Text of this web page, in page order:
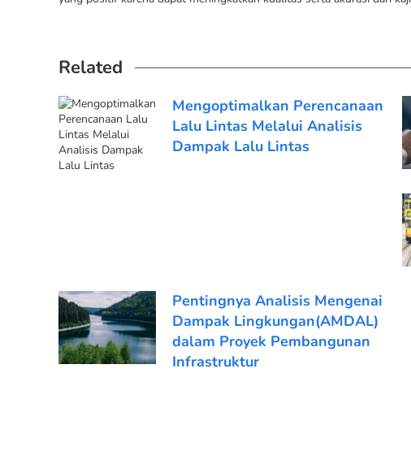
Related
Mengoptimalkan Perencanaan
Lalu Lintas Melalui Analisis
Dampak Lalu Lintas
Pentingnya Analisis Mengenai
Dampak Lingkungan(AMDAL)
dalam Proyek Pembangunan
Infrastruktur